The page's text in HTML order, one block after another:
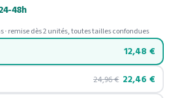
48h
· remise dès 2 unités, toutes tailles confondues
12,48 €
24,96€ 22,46 €